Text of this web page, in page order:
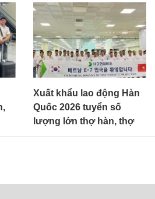
[Xuất khẩu lao động
Bulgari] Cần 50 thợ xây
dựng tổng hợp